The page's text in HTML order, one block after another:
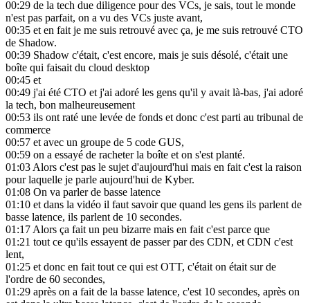
00:29 de la tech due diligence pour des VCs, je sais, tout le monde
n'est pas parfait, on a vu des VCs juste avant,
00:35 et en fait je me suis retrouvé avec ça, je me suis retrouvé CTO
de Shadow.
00:39 Shadow c'était, c'est encore, mais je suis désolé, c'était une
boîte qui faisait du cloud desktop
00:45 et
00:49 j'ai été CTO et j'ai adoré les gens qu'il y avait là-bas, j'ai adoré
la tech, bon malheureusement
00:53 ils ont raté une levée de fonds et donc c'est parti au tribunal de
commerce
00:57 et avec un groupe de 5 code GUS,
00:59 on a essayé de racheter la boîte et on s'est planté.
01:03Alors c'est pas le sujet d'aujourd'hui mais en fait c'est la raison
pour laquelle je parle aujourd'hui de Kyber.
01:08 On va parler de basse latence
01:10 et dans la vidéo il faut savoir que quand les gens ils parlent de
basse latence, ils parlent de 10 secondes.
01:17Alors ça fait un peu bizarre mais en fait c'est parce que
01:21 tout ce qu'ils essayent de passer par des CDN, et CDN c'est
lent,
01:25 et donc en fait tout ce qui est OTT, c'était on était sur de
l'ordre de 60 secondes,
01:29 après on a fait de la basse latence, c'est 10 secondes, après on